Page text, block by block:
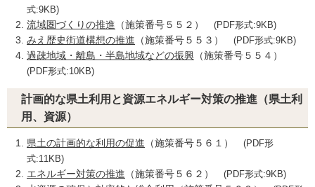
式:9KB)
流域圏づくりの推進 （施策番号５５２） (PDF形式:9KB)
みえ歴史街道構想の推進 （施策番号５５３） (PDF形式:9KB)
過疎地域・離島・半島地域などの振興 （施策番号５５４）
(PDF形式:10KB)
計画的な県土利用と資源エネルギー対策の推進（県土利
用、資源）
県土の計画的な利用の促進 （施策番号５６１） (PDF形
式:11KB)
エネルギー対策の推進 （施策番号５６２） (PDF形式:9KB)